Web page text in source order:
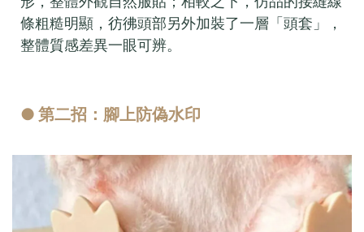
條粗糙明顯，彷彿頭部另外加裝了一層「頭套」，
整體質感差異一眼可辨。
● 第二招：腳上防偽水印